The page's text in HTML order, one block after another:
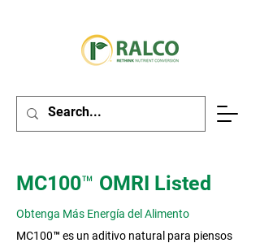
MC100™ OMRI Listed
Obtenga Más Energía del Alimento
MC100™ es un aditivo natural para piensos